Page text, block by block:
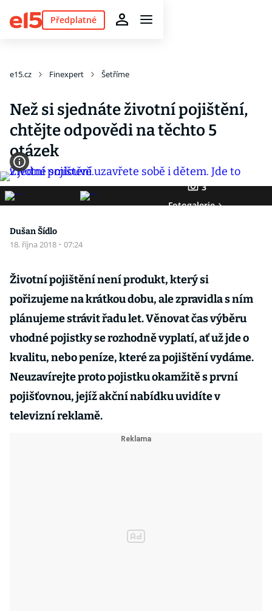
Předplatné
e15.cz Finexpert Šetříme
Než si sjednáte životní pojištění,
chtějte odpovědi na těchto 5
otázek
3
Fotogalerie
Dušan Šídlo
18. října 2018 · 07:24
Životní pojištění není produkt, který si
pořizujeme na krátkou dobu, ale zpravidla s ním
plánujeme strávit řadu let. Věnovat čas výběru
vhodné pojistky se rozhodně vyplatí, ať už jde o
kvalitu, nebo peníze, které za pojištění vydáme.
Neuzavírejte proto pojistku okamžitě s první
pojišťovnou, jejíž akční nabídku uvidíte v
televizní reklamě.